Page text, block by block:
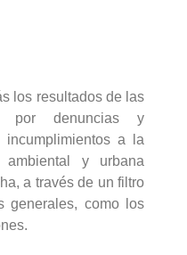
los resultados de las
por denuncias y
a la
ambiental y urbana
a través de un filtro
generales, como los